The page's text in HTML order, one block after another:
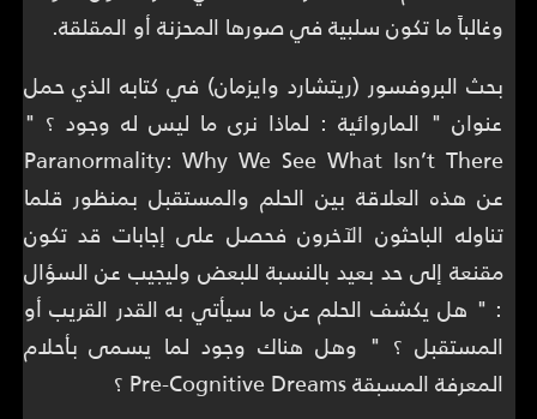
وغالباً ما تكون سلبية في صورها المحزنة أو المقلقة.
بحث البروفسور (ريتشارد وايزمان) في كتابه الذي حمل
عنوان " الماروائية : لماذا نرى ما ليس له وجود ؟ "
Paranormality: Why We See What Isn’t There
عن هذه العلاقة بين الحلم والمستقبل بمنظور قلما
تناوله الباحثون الآخرون فحصل على إجابات قد تكون
مقنعة إلى حد بعيد بالنسبة للبعض وليجيب عن السؤال
: " هل يكشف الحلم عن ما سيأتي به القدر القريب أو
المستقبل ؟ " وهل هناك وجود لما يسمى بأحلام
المعرفة المسبقة Pre-Cognitive Dreams ؟